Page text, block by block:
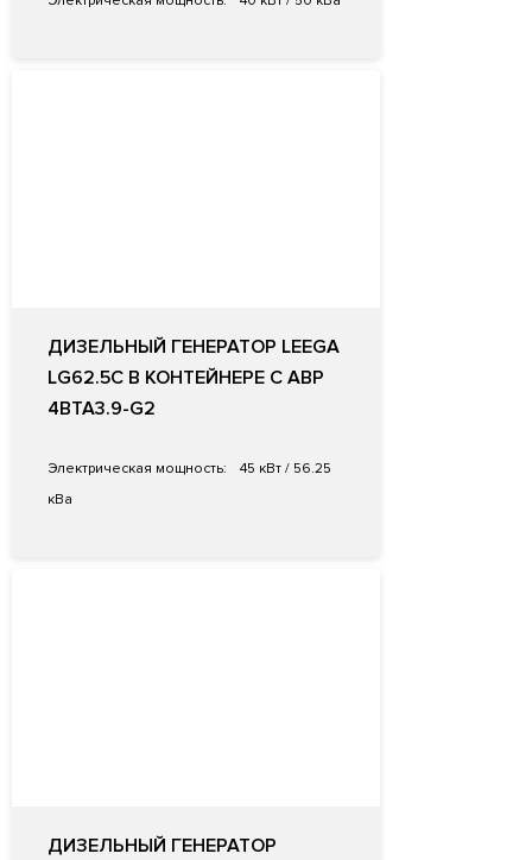
ДИЗЕЛЬНЫЙ ГЕНЕРАТОР LEEGA
LG62.5C В КОНТЕЙНЕРЕ С АВР
4BTA3.9-G2
Электрическая мощность:
45 кВт / 56.25
кВа
ДИЗЕЛЬНЫЙ ГЕНЕРАТОР